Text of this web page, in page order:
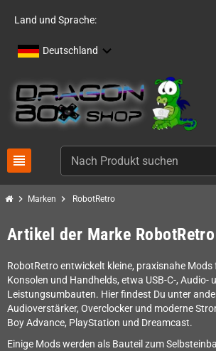
Land und Sprache:
Deutschland
view_headline
chevron_right Marken chevron_right RobotRetro
Artikel der Marke RobotRetro
RobotRetro entwickelt kleine, praxisnahe Mods
Konsolen und Handhelds, etwa USB-C-, Audio-
Leistungsumbauten. Hier findest Du unter
Audioverstärker, Overclocker und moderne
Boy Advance, PlayStation und Dreamcast.
Einige Mods werden als Bauteil zum